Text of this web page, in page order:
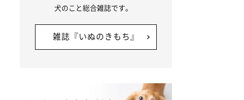
犬のこと総合雑誌です。
雑誌『いぬのきもち』